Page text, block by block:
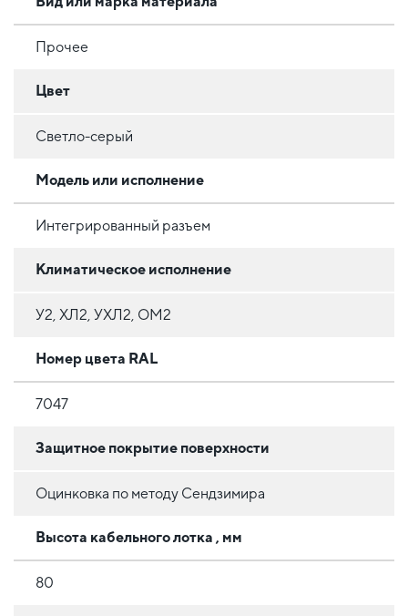
Прочее
Цвет
Светло-серый
Модель или исполнение
Интегрированный разъем
Климатическое исполнение
У2, ХЛ2, УХЛ2, ОМ2
Номер цвета RAL
7047
Защитное покрытие поверхности
Оцинковка по методу Сендзимира
Высота кабельного лотка , мм
80